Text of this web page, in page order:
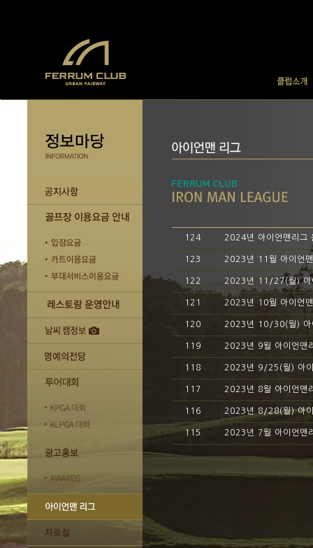
124 2024년 아이언맨리그
123 2023년 11월 아이언
122 2023년 11/27(월) 아
121 2023년 10월 아이언
120 2023년 10/30(월) 아
119 2023년 9월 아이언맨
118 2023년 9/25(월) 아이
117 2023년 8월 아이언맨
116 2023년 8/28(월) 아이
115 2023년 7월 아이언맨